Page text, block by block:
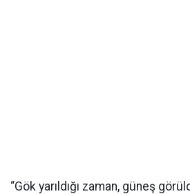
“Gök yarıldığı zaman, güneş